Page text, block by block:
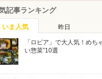
記事ランキング
いま人気 昨日
「ロピア」で大人気！めち
い惣菜”10選